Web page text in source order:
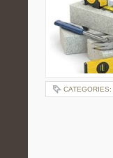
CATEGORIES: